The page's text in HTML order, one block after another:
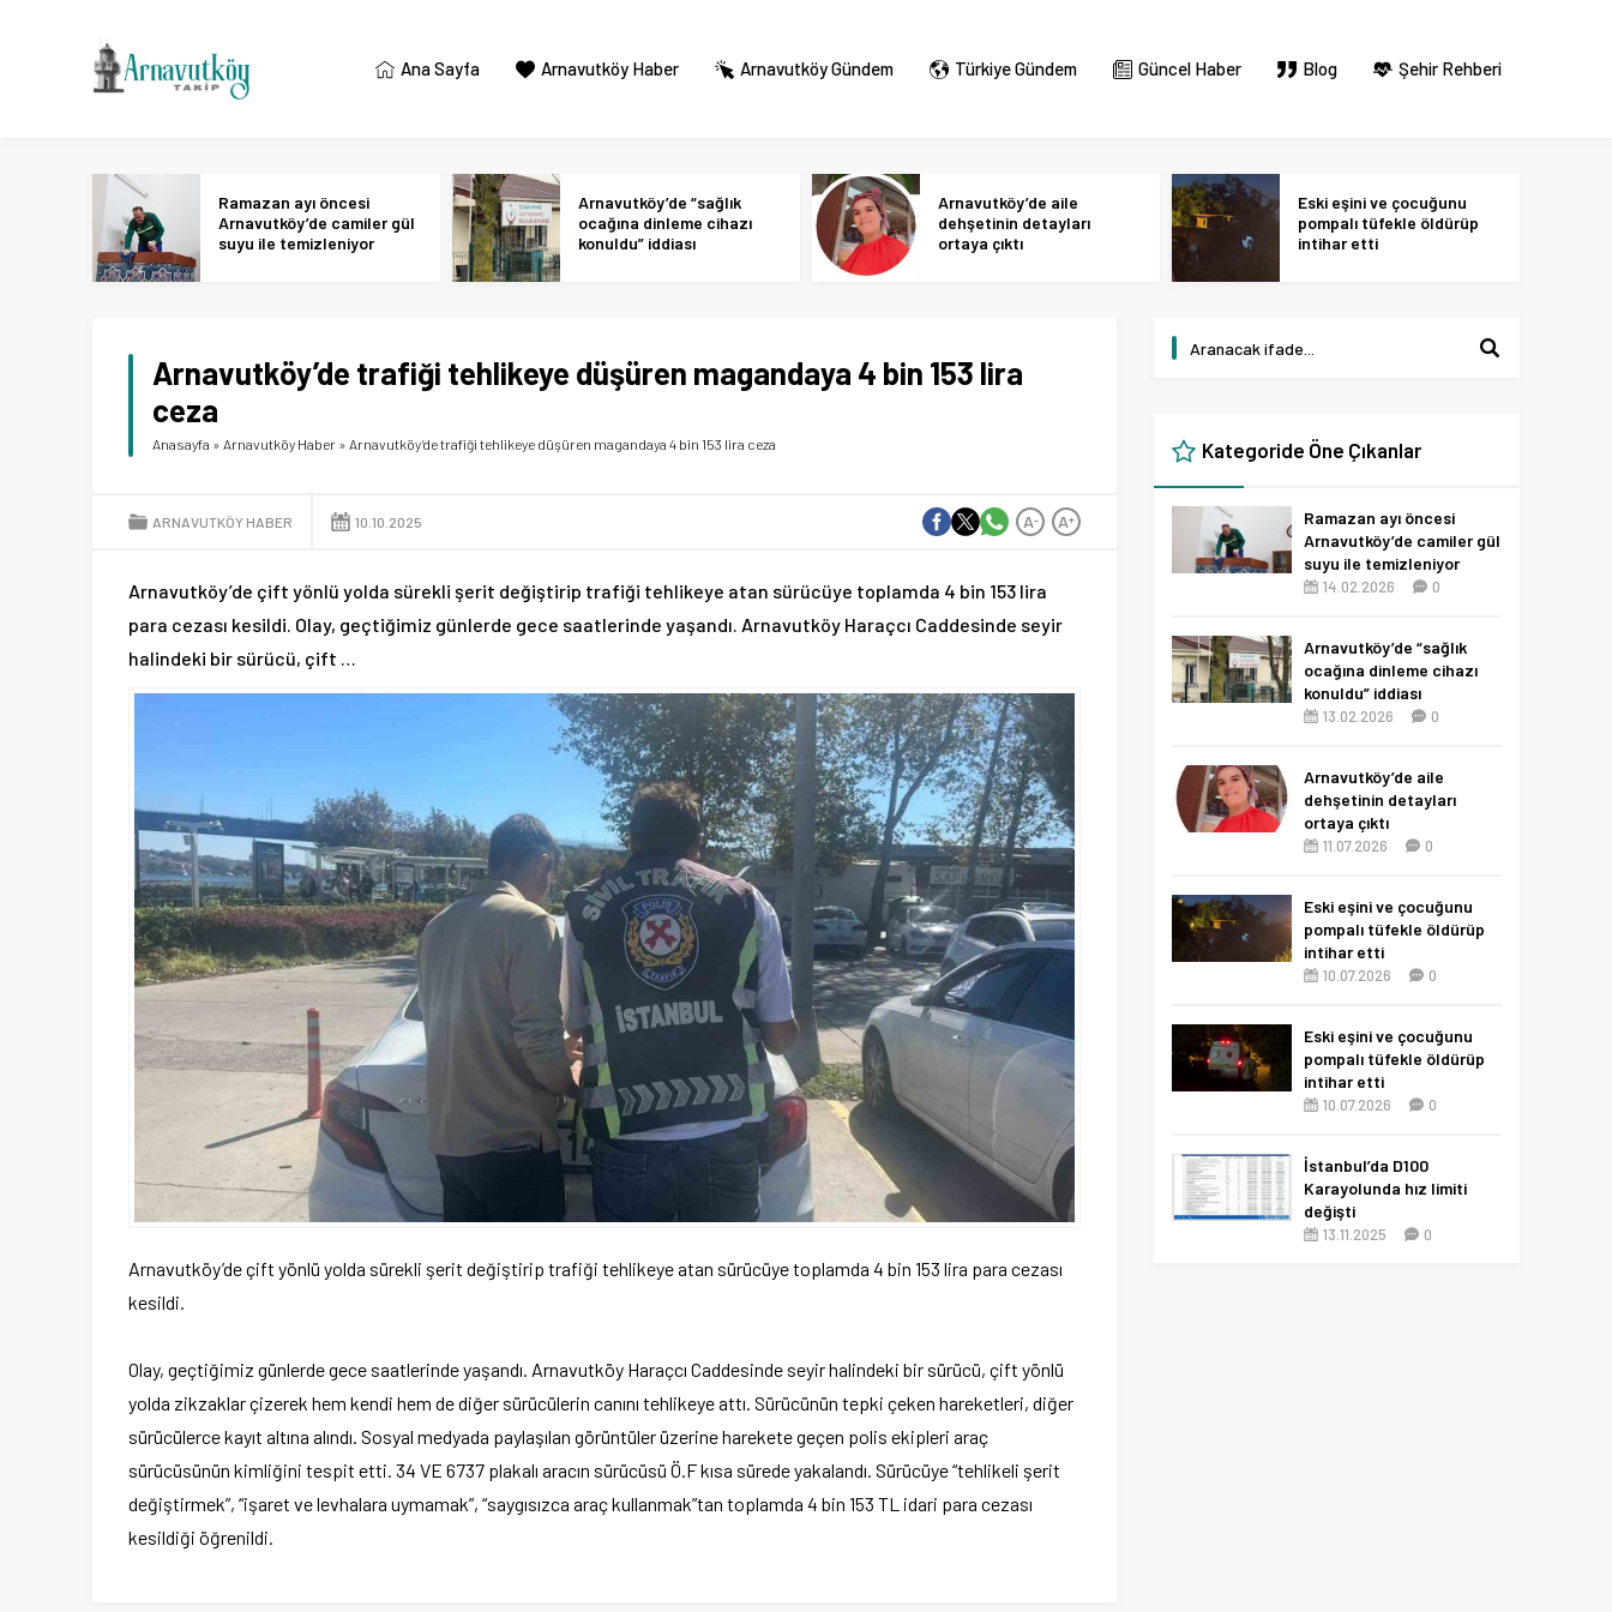
Ana Sayfa Arnavutköy Haber Arnavutköy Gündem Türkiye Gündem Güncel Haber Blog Şehir Rehberi
Ramazan ayı öncesi
Arnavutköy’de camiler gül
suyu ile temizleniyor
Arnavutköy’de “sağlık
ocağına dinleme cihazı
konuldu” iddiası
Arnavutköy’de aile
dehşetinin detayları
ortaya çıktı
Eski eşini ve çocuğunu
pompalı tüfekle öldürüp
intihar etti
Arnavutköy’de trafiği tehlikeye düşüren magandaya 4 bin 153 lira
ceza
Anasayfa » Arnavutköy Haber » Arnavutköy’de trafiği tehlikeye düşüren magandaya 4 bin 153 lira ceza
ARNAVUTKÖY HABER 10.10.2025 A+
A-
Arnavutköy’de çift yönlü yolda sürekli şerit değiştirip trafiği tehlikeye atan sürücüye toplamda 4 bin 153 lira
para cezası kesildi. Olay, geçtiğimiz günlerde gece saatlerinde yaşandı. Arnavutköy Haraçcı Caddesinde seyir
halindeki bir sürücü, çift …
Arnavutköy’de çift yönlü yolda sürekli şerit değiştirip trafiği tehlikeye atan sürücüye toplamda 4 bin 153 lira para cezası
kesildi.
Olay, geçtiğimiz günlerde gece saatlerinde yaşandı. Arnavutköy Haraçcı Caddesinde seyir halindeki bir sürücü, çift yönlü
yolda zikzaklar çizerek hem kendi hem de diğer sürücülerin canını tehlikeye attı. Sürücünün tepki çeken hareketleri, diğer
sürücülerce kayıt altına alındı. Sosyal medyada paylaşılan görüntüler üzerine harekete geçen polis ekipleri araç
sürücüsünün kimliğini tespit etti. 34 VE 6737 plakalı aracın sürücüsü Ö.F kısa sürede yakalandı. Sürücüye “tehlikeli şerit
değiştirmek”, “işaret ve levhalara uymamak”, “saygısızca araç kullanmak”tan toplamda 4 bin 153 TL idari para cezası
kesildiği öğrenildi.
Kategoride Öne Çıkanlar
Ramazan ayı öncesi
Arnavutköy’de camiler gül
suyu ile temizleniyor
14.02.2026 0
Arnavutköy’de “sağlık
ocağına dinleme cihazı
konuldu” iddiası
13.02.2026 0
Arnavutköy’de aile
dehşetinin detayları
ortaya çıktı
11.07.2026 0
Eski eşini ve çocuğunu
pompalı tüfekle öldürüp
intihar etti
10.07.2026 0
Eski eşini ve çocuğunu
pompalı tüfekle öldürüp
intihar etti
10.07.2026 0
İstanbul’da D100
Karayolunda hız limiti
değişti
13.11.2025 0